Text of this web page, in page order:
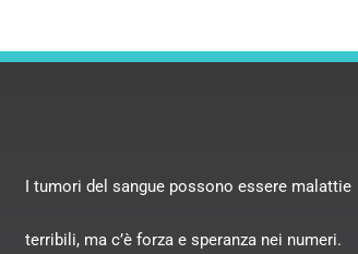
I tumori del sangue possono essere malattie
terribili, ma c’è forza e speranza nei numeri.